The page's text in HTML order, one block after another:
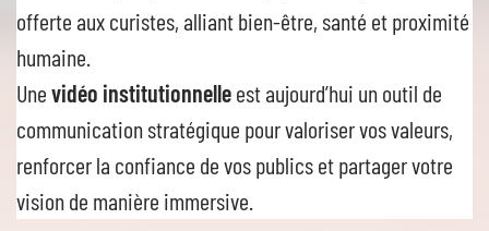
offerte aux curistes, alliant bien-être, santé et proximité
humaine.
Unevidéo institutionnelleest aujourd’hui un outil de
communication stratégique pour valoriser vos valeurs,
renforcer la confiance de vos publics et partager votre
vision de manière immersive.